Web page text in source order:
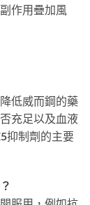
作用疊加風
低威而鋼的藥
充足以及血液
抑制劑的主要